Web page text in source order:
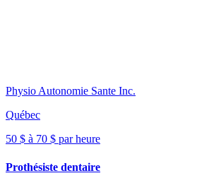
Physio Autonomie Sante Inc.
Québec
50 $ à 70 $ par heure
Prothésiste dentaire